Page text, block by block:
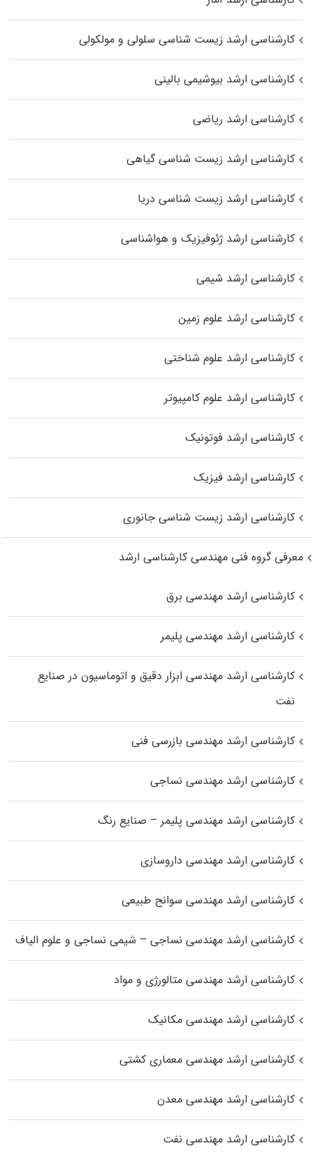
کارشناسی ارشد زیست شناسی سلولی و مولکولی
کارشناسی ارشد بیوشیمی بالینی
کارشناسی ارشد ریاضی
کارشناسی ارشد زیست‌ شناسی گیاهی
کارشناسی ارشد زیست‌ شناسی دریا
کارشناسی ارشد ژئوفیزیک و هواشناسی
کارشناسی ارشد شیمی
کارشناسی ارشد علوم زمین
کارشناسی ارشد علوم شناختی
کارشناسی ارشد علوم کامپیوتر
کارشناسی ارشد فوتونیک
کارشناسی ارشد فیزیک
کارشناسی ارشد زیست‌ شناسی جانوری
معرفی گروه فنی مهندسی کارشناسی ارشد
کارشناسی ارشد مهندسی برق
کارشناسی ارشد مهندسی پلیمر
کارشناسی ارشد مهندسی ابزار دقیق و اتوماسیون در صنایع
نفت
کارشناسی ارشد مهندسی بازرسی فنی
کارشناسی ارشد مهندسی نساجی
کارشناسی ارشد مهندسی پلیمر – صنایع رنگ
کارشناسی ارشد مهندسی داروسازی
کارشناسی ارشد مهندسی سوانح طبیعی
کارشناسی ارشد مهندسی نساجی – شیمی نساجی و علوم الیاف
کارشناسی ارشد مهندسی متالورژی و مواد
کارشناسی ارشد مهندسی مکانیک
کارشناسی ارشد مهندسی معماری کشتی
کارشناسی ارشد مهندسی معدن
کارشناسی ارشد مهندسی نفت